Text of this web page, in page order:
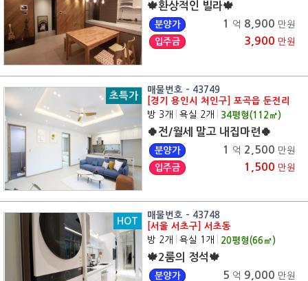
🍁환상적인 빌라🍁
분양가 1 억 8,900 만원
입주금
3,900 만원
초특가
매물번호 - 43749
[경기 용인시 처인구] 포곡읍 둔전리
방 3개
욕실 2개 34평형(112 ㎡)
🍀전/월세 말고 내집마련🍀
분양가 1 억 2,500 만원
입주금
1,500 만원
HOT
매물번호 - 43748
[서울 서초구] 서초동
방 2개
욕실 1개 20평형(66㎡)
🍁2룸의 정석🍁
분양가 5 억 9,000 만원